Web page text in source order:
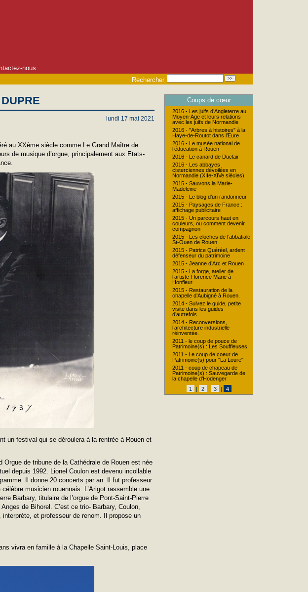
nous
Rechercher
lundi 17 mai 2021
au XXème siècle comme Le Grand Maître de
de musique d’orgue, principalement aux Etats-
un festival qui se déroulera à la rentrée à Rouen et
Orgue de tribune de la Cathédrale de Rouen est née
depuis 1992. Lionel Coulon est devenu incollable
Il donne 20 concerts par an. Il fut professeur
musicien rouennais. L’Arigot rassemble une
Barbary, titulaire de l’orgue de Pont-Saint-Pierre
de Bihorel. C’est ce trio- Barbary, Coulon,
et professeur de renom. Il propose un
vivra en famille à la Chapelle Saint-Louis, place
Coups de cœur
2016 - Les juifs d’Angleterre au
Moyen-Age et leurs relations
avec les juifs de Normandie
2016 - "Arbres à histoires" à la
Haye-de-Routot dans l’Eure
2016 - Le musée national de
l’éducation à Rouen
2016 - Le canard de Duclair
2016 - Les abbayes
cisterciennes dévoilées en
Normandie (XIIe-XIVe siècles)
2015 - Sauvons la Marie-
Madeleine
2015 - Le blog d’un randonneur
2015 - Paysages de France :
affichage publicitaire
2015 - Un parcours haut en
couleurs, ou comment devenir
compagnon
2015 - Les cloches de l’abbatiale
St-Ouen de Rouen
2015 - Patrice Quéréel, ardent
défenseur du patrimoine
2015 - Jeanne d’Arc et Rouen
2015 - La forge, atelier de
l’artiste Florence Marie à
Honfleur.
2015 - Restauration de la
chapelle d’Aubigné à Rouen.
2014 - Suivez le guide, petite
visite dans les guides
d’autrefois.
2014 - Reconversions,
l’architecture industrielle
réinventée.
2011 - le coup de pouce de
Patrimoine(s) : Les Souffleuses
2011 - Le coup de coeur de
Patrimoine(s) pour "La Loure"
2011 - coup de chapeau de
Patrimoine(s) : Sauvegarde de
la chapelle d’Hodenger
1
| 2 | 3 | 4